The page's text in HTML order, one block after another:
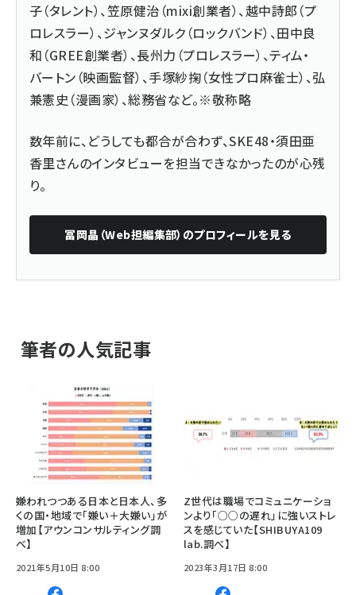
子（タレント）、笠原健治（mixi創業者）、越中詩郎（プ
ロレスラー）、ジャンヌダルク（ロックバンド）、田中良
和（GREE創業者）、長州力（プロレスラー）、ティム・
バートン（映画監督）、手塚紗掬（女性プロ麻雀士）、弘
兼憲史（漫画家）、総務省など。※敬称略
数年前に、どうしても都合が合わず、SKE48・須田亜
香里さんのインタビューを担当できなかったのが心残
り。
冨岡晶（Web担編集部） のプロフィールを見る
筆者の人気記事
嫌われつつある日本と日本人、多
くの国・地域で「嫌い＋大嫌い」が
増加【アウンコンサルティング調
べ】
2021年5月10日 8:00
Z世代は職場でコミュニケーショ
ンより「○○の遅れ」に強いストレ
スを感じていた【SHIBUYA109
lab.調べ】
2023年3月17日 8:00